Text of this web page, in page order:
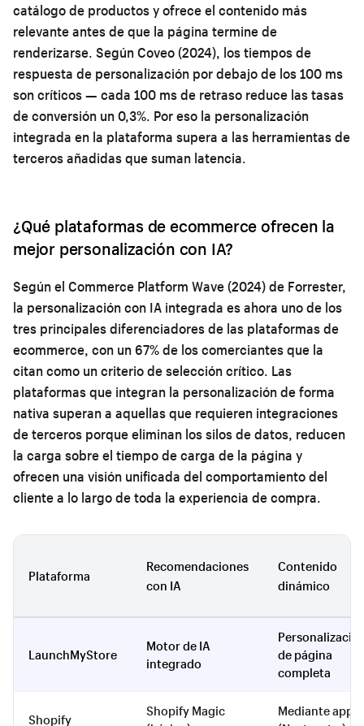
catálogo de productos y ofrece el contenido más
relevante antes de que la página termine de
renderizarse. Según Coveo (2024), los tiempos de
respuesta de personalización por debajo de los 100 ms
son críticos — cada 100 ms de retraso reduce las tasas
de conversión un 0,3%. Por eso la personalización
integrada en la plataforma supera a las herramientas de
terceros añadidas que suman latencia.
¿Qué plataformas de ecommerce ofrecen la
mejor personalización con IA?
Según el Commerce Platform Wave (2024) de Forrester,
la personalización con IA integrada es ahora uno de los
tres principales diferenciadores de las plataformas de
ecommerce, con un 67% de los comerciantes que la
citan como un criterio de selección crítico. Las
plataformas que integran la personalización de forma
nativa superan a aquellas que requieren integraciones
de terceros porque eliminan los silos de datos, reducen
la carga sobre el tiempo de carga de la página y
ofrecen una visión unificada del comportamiento del
cliente a lo largo de toda la experiencia de compra.
Plataforma
Recomendaciones
con IA
Contenido
dinámico
LaunchMyStore
Motor de IA
integrado
de página
completa
Shopify
Shopify Magic
Mediante apps